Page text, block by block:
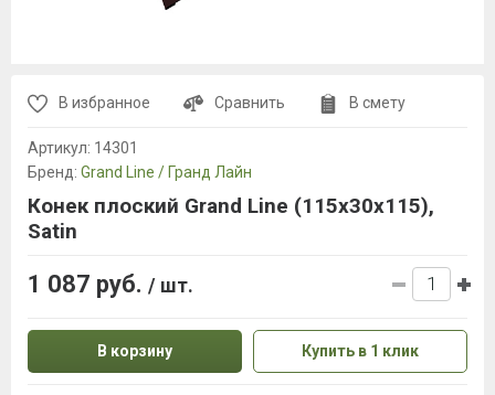
В избранное Сравнить В смету
Артикул: 14301
Бренд: Grand Line / Гранд Лайн
Конек плоский Grand Line (115х30х115),
Satin
1 087 руб. / шт.
В корзину Купить в 1 клик